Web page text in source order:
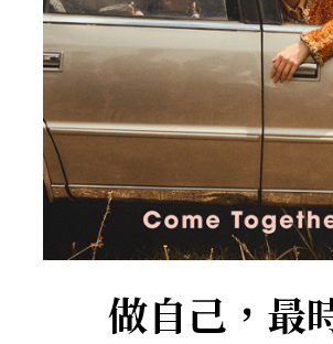
做自己，最